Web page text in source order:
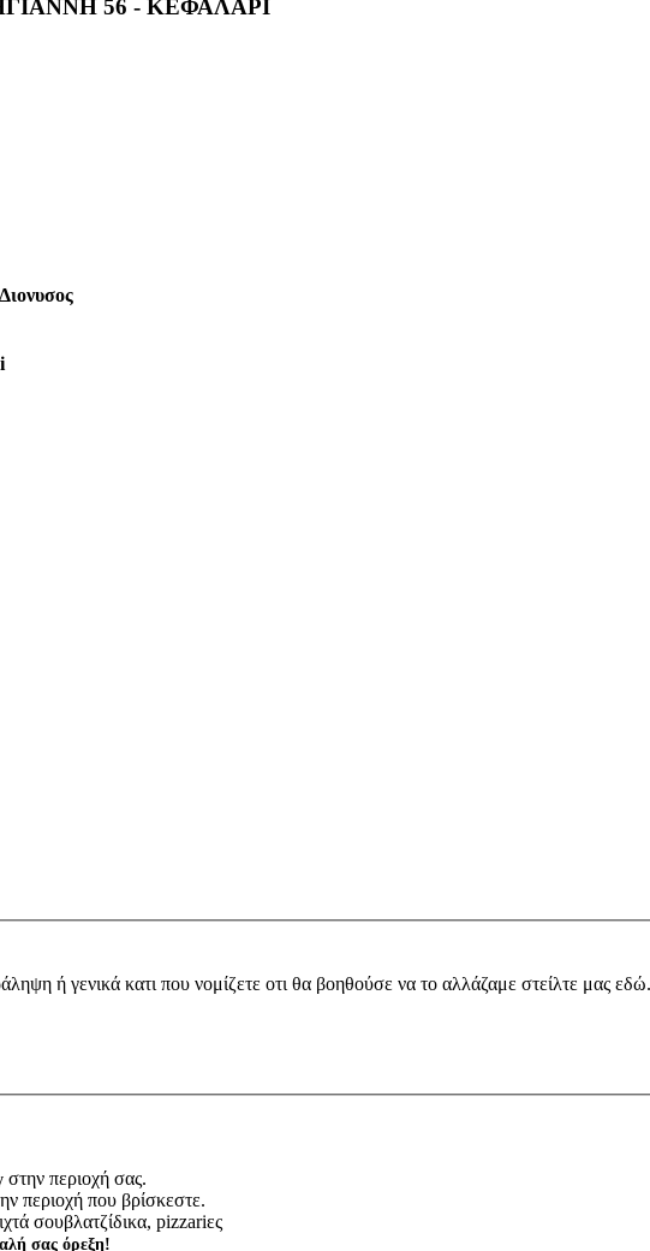
56 - ΚΕΦΑΛΑΡΙ
ή γενικά κατι που νομίζετε οτι θα βοηθούσε να το αλλάζαμε στείλτε μας
στην περιοχή σας.
περιοχή που βρίσκεστε.
σουβλατζίδικα, pizzariες
σας όρεξη!